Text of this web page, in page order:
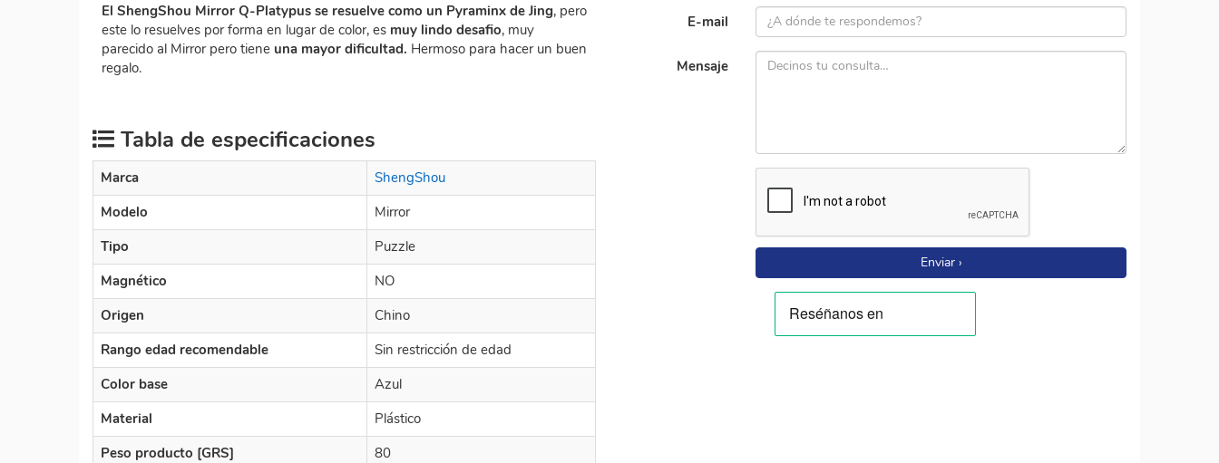
El ShengShou Mirror Q-Platypus se resuelve como un Pyraminx de Jing, pero
este lo resuelves por forma en lugar de color, es muy lindo desafio, muy
parecido al Mirror pero tiene una mayor dificultad. Hermoso para hacer un buen
regalo.
Tabla de especificaciones
Marca
ShengShou
Modelo
Mirror
Tipo
Puzzle
Magnético
NO
Origen
Chino
Rango edad recomendable
Sin restricción de edad
Color base
Azul
Material
Plástico
Peso producto [GRS]
80
E-mail
Mensaje
Enviar ›